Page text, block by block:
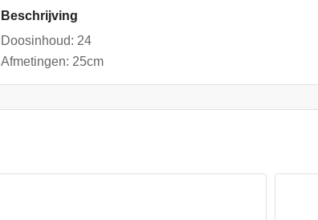
Beschrijving
Doosinhoud: 24
Afmetingen: 25cm